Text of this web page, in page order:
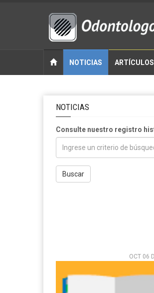
NOTICIAS ARTÍCULOS
NOTICIAS
Consulte nuestro registro
Buscar
OCT 06